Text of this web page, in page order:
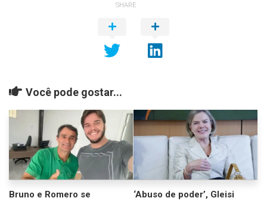
SHARE
Você pode gostar...
Bruno e Romero se
‘Abuso de poder’, Gleisi